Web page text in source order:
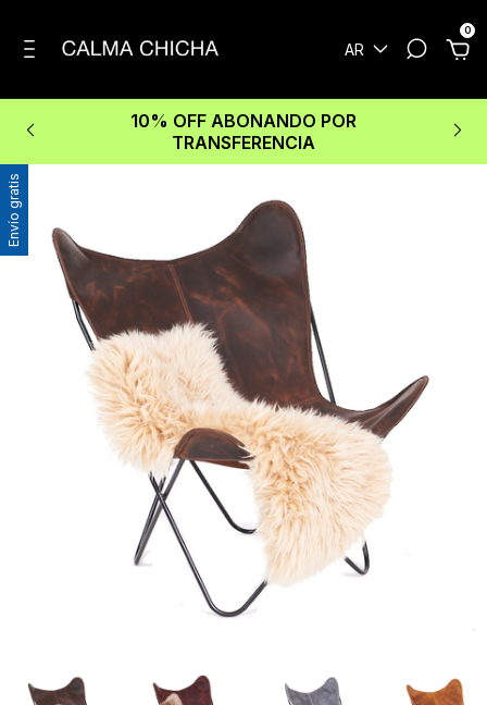
AR
0
10% OFF ABONANDO POR
TRANSFERENCIA
Envío gratis